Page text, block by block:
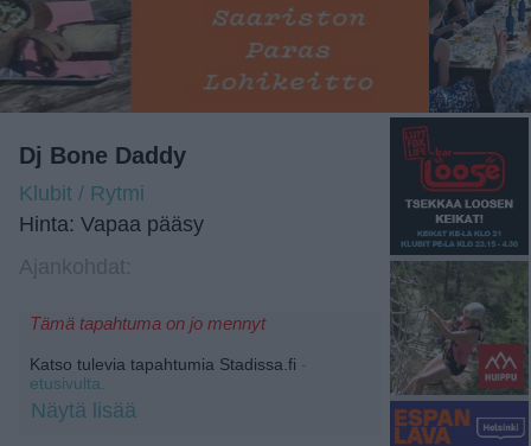
Dj Bone Daddy
Klubit / Rytmi
Hinta: Vapaa pääsy
Tämä tapahtuma on jo mennyt
Katso tulevia tapahtumia Stadissa.fi -
etusivulta.
Näytä lisää